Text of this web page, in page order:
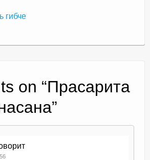
гибче
on “Прасарита
”